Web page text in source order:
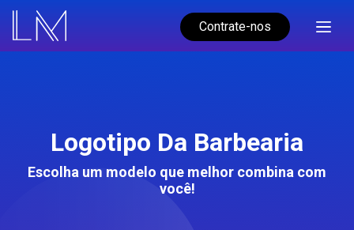
Contrate-nos
Logotipo Da Barbearia
Escolha um modelo que melhor combina com
você!